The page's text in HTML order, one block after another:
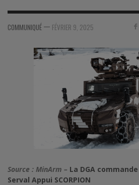
COMMUNIQUÉ — FÉVRIER 9, 2025
Source : MinArm – La DGA
Serval Appui SCORPION